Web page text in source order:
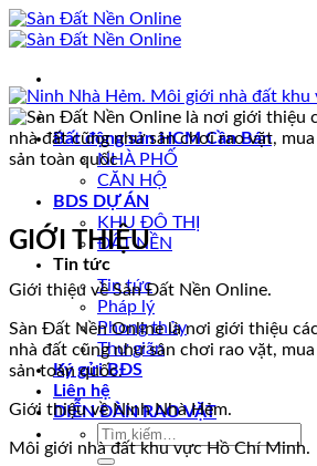
Skip
to
Bất động sản HCM Cần Bán
NHÀ PHỐ
CĂN HỘ
BDS DỰ ÁN
KHU ĐÔ THỊ
ĐẤT NỀN
Tin tức
Tin tức
Pháp lý
Phong thủy
Thư giãn
Ký gửi BĐS
Liên hệ
DIỄN ĐÀN RAO VẶT
Tìm
kiếm:
GIỚI THIỆU
Giới thiệu về Sàn Đất Nền Online.
Sàn Đất Nền Online là nơi giới thiệu
nhà đất cũng như sân chơi rao vặt,
sản toàn quốc.
Giới thiệu về Ninh Nhà Hẻm.
Môi giới nhà đất khu vực Hồ Chí Minh.